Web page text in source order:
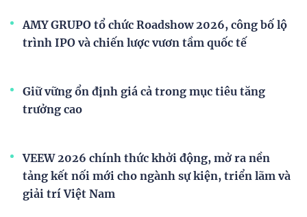
AMY GRUPO tổ chức Roadshow 2026, công bố lộ
trình IPO và chiến lược vươn tầm quốc tế
Giữ vững ổn định giá cả trong mục tiêu tăng
trưởng cao
VEEW 2026 chính thức khởi động, mở ra nền
tảng kết nối mới cho ngành sự kiện, triển lãm và
giải trí Việt Nam